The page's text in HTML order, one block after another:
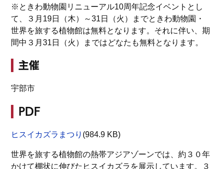
※ときわ動物園リニューアル10周年記念イベントとし
て、３月19日（木）～31日（火）までときわ動物園・
世界を旅する植物館は無料となります。それに伴い、期
間中３月31日（火）まではどなたも無料となります。
主催
宇部市
PDF
ヒスイカズラまつり (984.9 KB)
世界を旅する植物館の熱帯アジアゾーンでは、約３０年
かけて棚状に伸びたヒスイカズラを展示しています。３